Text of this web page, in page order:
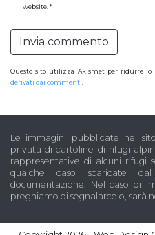
website. *
Questo sito utilizza Akismet per ridurre lo
derivati dai commenti
Le immagini pubblicate nel
privata di cartoline di rifugi
rappresentative di alcuni rifugi
qualche caso scaricate
documentazione. Nel caso di
preghiamo di segnalarcelo, sarà